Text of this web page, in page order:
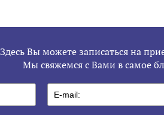
Здесь Вы можете записаться на
Мы свяжемся с Вами в самое